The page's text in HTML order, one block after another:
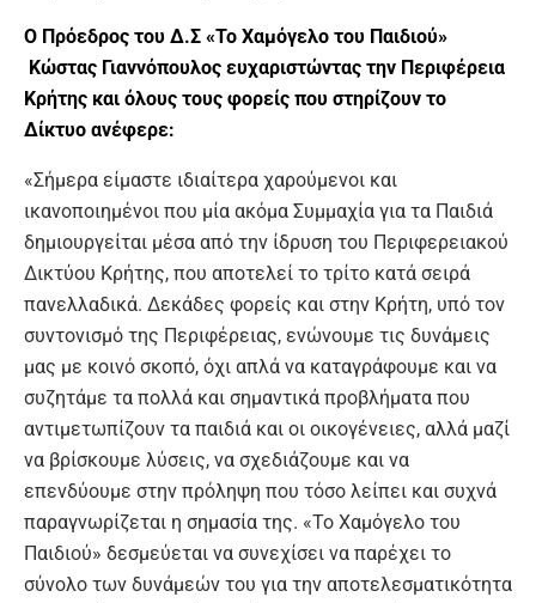
Ο Πρόεδρος του Δ.Σ «Το Χαμόγελο του Παιδιού»
Κώστας Γιαννόπουλος ευχαριστώντας την Περιφέρεια
Κρήτης και όλους τους φορείς που στηρίζουν το
Δίκτυο ανέφερε:
«Σήμερα είμαστε ιδιαίτερα χαρούμενοι και
ικανοποιημένοι που μία ακόμα Συμμαχία για τα Παιδιά
δημιουργείται μέσα από την ίδρυση του Περιφερειακού
Δικτύου Κρήτης, που αποτελεί το τρίτο κατά σειρά
πανελλαδικά. Δεκάδες φορείς και στην Κρήτη, υπό τον
συντονισμό της Περιφέρειας, ενώνουμε τις δυνάμεις
μας με κοινό σκοπό, όχι απλά να καταγράφουμε και να
συζητάμε τα πολλά και σημαντικά προβλήματα που
αντιμετωπίζουν τα παιδιά και οι οικογένειες, αλλά μαζί
να βρίσκουμε λύσεις, να σχεδιάζουμε και να
επενδύουμε στην πρόληψη που τόσο λείπει και συχνά
παραγνωρίζεται η σημασία της. «Το Χαμόγελο του
Παιδιού» δεσμεύεται να συνεχίσει να παρέχει το
σύνολο των δυνάμεών του για την αποτελεσματικότητα